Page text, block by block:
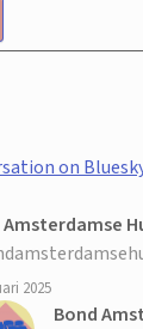
on
Amsterdamse
2025
Bond